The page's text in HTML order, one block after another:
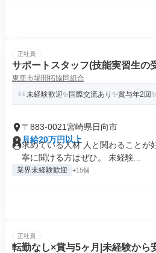
正社員
サポートスタッフ(技能実習生の
東亜市場開拓協同組合
未経験歓迎✨国際交流あり✨賞与年2回
〒883-0021宮崎県日向市
月給20万円以上
求めている人材 人と関わることが
寧に聞ける方はぜひ。 未経験...
業界未経験歓迎 +15個
正社員
転勤なし×賞与5ヶ月|未経験から